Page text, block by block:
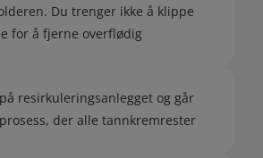
Du trenger ikke å klippe
for å fjerne overflødig
resirkuleringsanlegget og går
der alle tannkremrester